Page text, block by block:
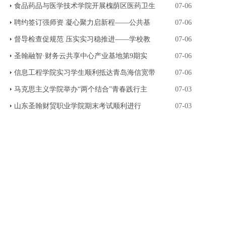
食品药品与医学技术学院开展槐荫区医药卫生 07-06
聘约签订强师资 凝心聚力启新程——公共基 07-06
督导检查促规范 压实实习稳推进——学校教 07-06
圣翰融智·财务云共享中心产业基地第9期实 07-06
信息工程学院实习学生顺利抵达青岛海信宽带 07-06
马克思主义学院举办“两个结合”青春践行主 07-03
山东圣翰财贸职业学院期末考试顺利进行 07-03